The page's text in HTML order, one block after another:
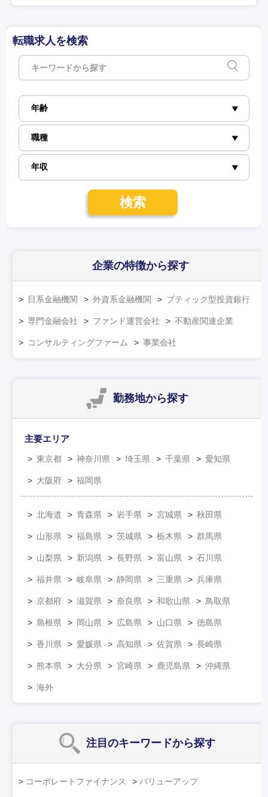
転職求人を検索
検索
企業の特徴から探す
日系金融機関 外資系金融機関 ブティック型投資銀行
専門金融会社 ファンド運営会社 不動産関連企業
コンサルティングファーム 事業会社
勤務地から探す
主要エリア
東京都 神奈川県 埼玉県 千葉県 愛知県
大阪府 福岡県
北海道 青森県 岩手県 宮城県 秋田県
山形県 福島県 茨城県 栃木県 群馬県
山梨県 新潟県 長野県 富山県 石川県
福井県 岐阜県 静岡県 三重県 兵庫県
京都府 滋賀県 奈良県 和歌山県 鳥取県
島根県 岡山県 広島県 山口県 徳島県
香川県 愛媛県 高知県 佐賀県 長崎県
熊本県 大分県 宮崎県 鹿児島県 沖縄県
海外
注目のキーワードから探す
コーポレートファイナンス バリューアップ